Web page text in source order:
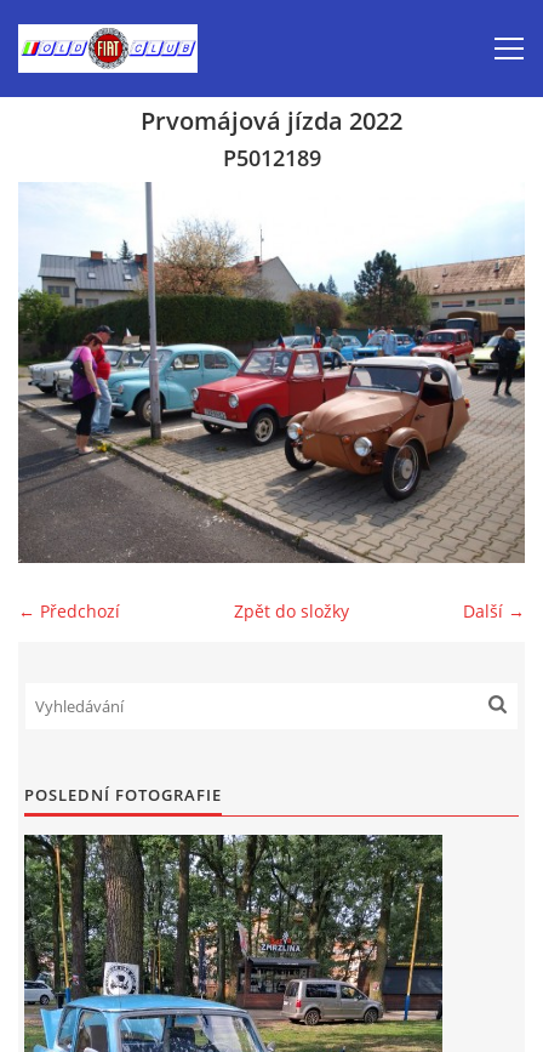
Aktuálně-pozvánky
Kalendář veteránských akcí 2026
Prvomájová jízda 2026
Old Fiat Club historie
Vývozy a osvědčení
Benzín - Čas bioblaženosti přichází
Moderní nafta
Stanovy Old Fiat Clubu, z. s.
Prvomájová jízda 2022
P5012189
← Předchozí Další →
Zpět do složky
POSLEDNÍ FOTOGRAFIE